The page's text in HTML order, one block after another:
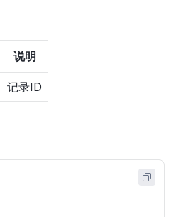
说明
记录ID